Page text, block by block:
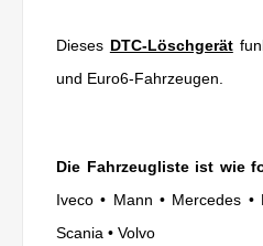
Dieses DTC-Löschgerät
und Euro6-Fahrzeugen.
Die Fahrzeugliste ist wie
Iveco • Mann • Mercedes •
Scania • Volvo